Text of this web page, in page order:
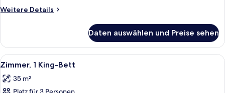
Weitere Details
Weitere
2 Einzelbetten
Daten auswählen und Preise sehen
Alle
Fotos
für
Ein Hotelzimmer mit einem großen
6
Zimmer, 1 King-Bett
35 m²